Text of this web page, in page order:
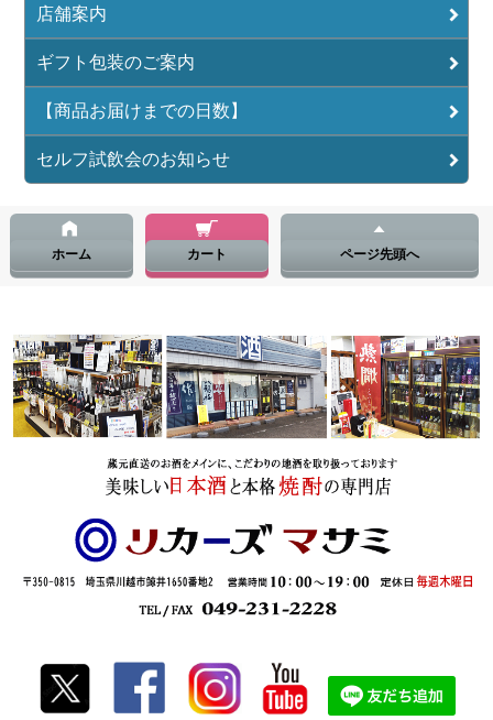
店舗案内
ギフト包装のご案内
【商品お届けまでの日数】
セルフ試飲会のお知らせ
ホーム カート ページ先頭へ